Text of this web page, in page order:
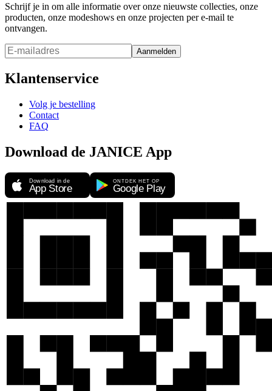
Schrijf je in om alle informatie over onze nieuwste collecties, onze
producten, onze modeshows en onze projecten per e-mail te
ontvangen.
Aanmelden
Klantenservice
Volg je bestelling
Contact
FAQ
Download de JANICE App